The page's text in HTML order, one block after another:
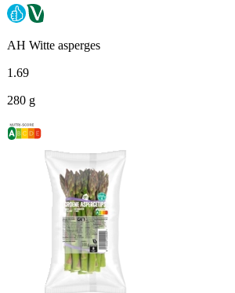
AH Witte asperges
1 .69
280 g